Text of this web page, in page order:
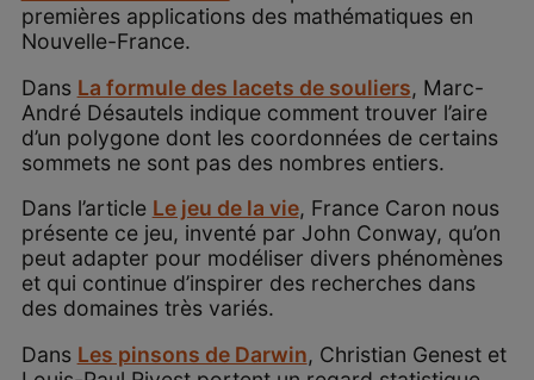
premières applications des mathématiques en
Nouvelle-France.
Dans La formule des lacets de souliers, Marc-
André Désautels indique comment trouver l’aire
d’un polygone dont les coordonnées de certains
sommets ne sont pas des nombres entiers.
Dans l’article Le jeu de la vie, France Caron nous
présente ce jeu, inventé par John Conway, qu’on
peut adapter pour modéliser divers phénomènes
et qui continue d’inspirer des recherches dans
des domaines très variés.
Dans Les pinsons de Darwin, Christian Genest et